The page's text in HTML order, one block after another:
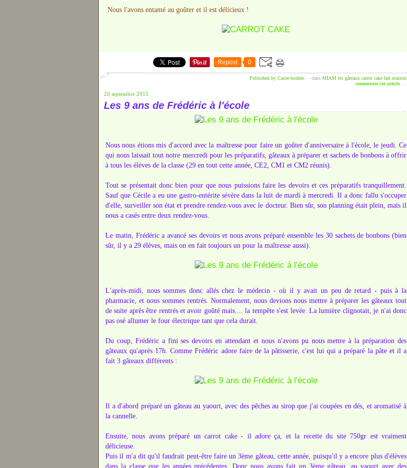
Nous l'avons entamé au goûter et il est délicieux !
Repost 0
Published by Casse-bonbec - dans MIAM les gâteaux carrot cake fait maison
commenter cet article
20 septembre 2015
Les 9 ans de Frédéric à l'école
Nous nous étions mis d'accord avec la maîtresse pour faire un goûter d'anniversaire à l'école, le jeudi. Ce
qui nous laissait tout notre mercredi pour les préparatifs, gâteaux à préparer et sachets de bonbons à offrir
à tous les élèves de la classe (29 en tout cette année, CE2, CM1 et CM2 réunis).
Tout se présentait donc bien pour que nous puissions faire les devoirs et ces préparatifs tranquillement.
Sauf que Cécile a eu une gastro-entérite sévère dans la luit de mardi à mercredi. Il a donc fallu s'occuper
d'elle, surveiller son état et prendre rendez-vous avec le docteur. Bien sûr, son planning était plein, mais il
nous a casés entre deux rendez-vous.
Le matin, Frédéric a avancé ses devoirs et nous avons préparé ensemble les 30 sachets de bonbons (bien
sûr, il y a 29 élèves, mais on en fait toujours un pour la maîtresse aussi).
L'après-midi, nous sommes donc allés chez le médecin - où il y avait un peu de retard - puis à la
pharmacie, et nous sommes rentrés. Normalement, nous devions nous mettre à préparer les gâteaux tout
de suite après être rentrés et avoir goûté mais.... la tempête s'est levée. La lumière clignotait, je n'ai donc
pas osé allumer le four électrique tant que cela durait.
Du coup, Frédéric a fini ses devoirs en attendant et nous n'avons pu nous mettre à la préparation des
gâteaux qu'après 17h. Comme Frédéric adore faire de la pâtisserie, c'est lui qui a préparé la pâte et il a
fait 3 gâteaux différents :
Il a d'abord préparé un gâteau au yaourt, avec des pêches au sirop que j'ai coupées en dés, et aromatisé à
la cannelle.
Ensuite, nous avons préparé un carrot cake - il adore ça, et la recette du site 750gr est vraiment
délicieuse.
Puis il m'a dit qu'il faudrait peut-être faire un 3ème gâteau, cette année, puisqu'il y a encore plus d'élèves
dans la classe que les années précédentes. Donc nous avons fait un 3ème gâteau, au yaourt avec des